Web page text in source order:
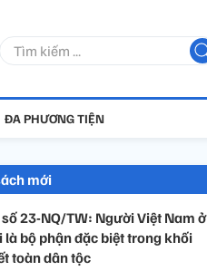
ĐA PHƯƠNG TIỆN
mới
23-NQ/TW: Người Việt Nam ở
là bộ phận đặc biệt trong khối
toàn dân tộc